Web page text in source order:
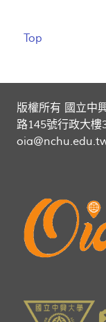
Top
版權所有 國立中
路145號行政大